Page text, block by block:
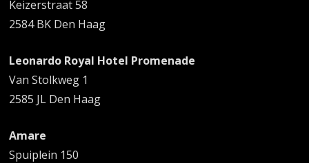
Keizerstraat 58
2584 BK Den Haag
Leonardo Royal Hotel Promenade
Van Stolkweg 1
2585 JL Den Haag
Amare
Spuiplein 150